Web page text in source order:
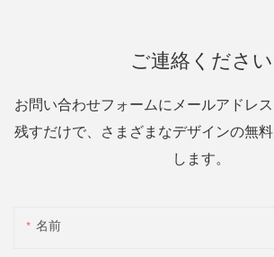
ご連絡ください
お問い合わせフォームにメールアドレ
残すだけで、さまざまなデザインの無
します。
名前